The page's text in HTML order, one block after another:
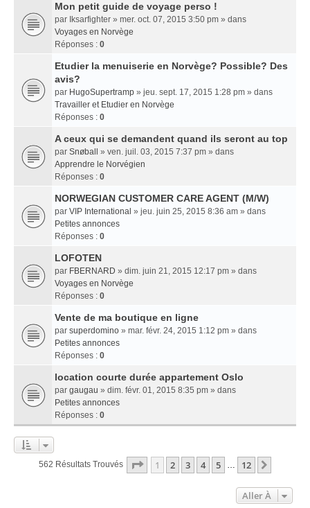
Mon petit guide de voyage perso !
par Iksarfighter » mer. oct. 07, 2015 3:50 pm » dans
Voyages en Norvège
Réponses : 0
Etudier la menuiserie en Norvège? Possible? Des
avis?
par HugoSupertramp » jeu. sept. 17, 2015 1:28 pm » dans
Travailler et Etudier en Norvège
Réponses : 0
A ceux qui se demandent quand ils seront au top
par Snøball
» ven. juil. 03, 2015 7:37 pm » dans
Apprendre le Norvégien
Réponses : 0
NORWEGIAN CUSTOMER CARE AGENT (M/W)
par VIP International » jeu. juin 25, 2015 8:36 am » dans
Petites annonces
Réponses : 0
LOFOTEN
par FBERNARD » dim. juin 21, 2015 12:17 pm » dans
Voyages en Norvège
Réponses : 0
Vente de ma boutique en ligne
par superdomino » mar. févr. 24, 2015 1:12 pm » dans
Petites annonces
Réponses : 0
location courte durée appartement Oslo
par gaugau » dim. févr. 01, 2015 8:35 pm » dans
Petites annonces
Réponses : 0
562 Résultats Trouvés Page 1Sur
1 2 3 4 5 … 12
Aller À